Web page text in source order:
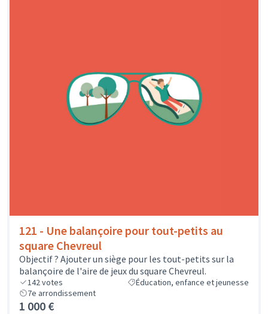
121 - Une balançoire pour tout-petits au
square Chevreul
Objectif ? Ajouter un siège pour les tout-petits sur la
balançoire de l'aire de jeux du square Chevreul.
142votes
Éducation, enfance et jeunesse
7e arrondissement
1 000 €